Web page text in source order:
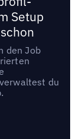
Setup
den Job
du